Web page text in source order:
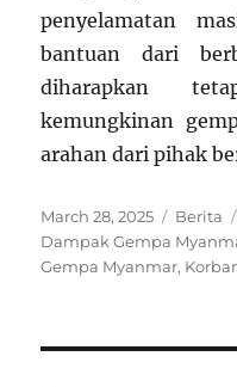
penyelamatan
bantuan dari
diharapkan
kemungkinan
arahan dari pihak
Posted
on
March 28, 2025 Berita
Dampak Gempa
Gempa Myanmar,